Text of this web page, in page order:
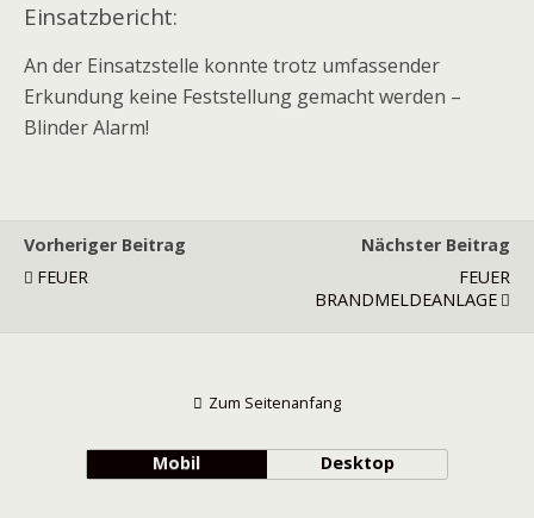
Einsatzbericht:
An der Einsatzstelle konnte trotz umfassender
Erkundung keine Feststellung gemacht werden –
Blinder Alarm!
Vorheriger Beitrag
FEUER
Nächster Beitrag
FEUER
BRANDMELDEANLAGE
Zum Seitenanfang
Mobil Desktop